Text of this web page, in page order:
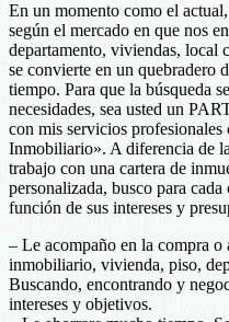
En un momento como el
según el mercado en que nos
departamento, viviendas, local
se convierte en un quebradero
tiempo. Para que la búsqueda
necesidades, sea usted un
con mis servicios profesionales
Inmobiliario». A diferencia de
trabajo con una cartera de
personalizada, busco para
función de sus intereses y
– Le acompaño en la compra
inmobiliario, vivienda, piso,
Buscando, encontrando y
intereses y objetivos.